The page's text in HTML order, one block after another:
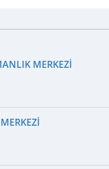
MERKEZİ